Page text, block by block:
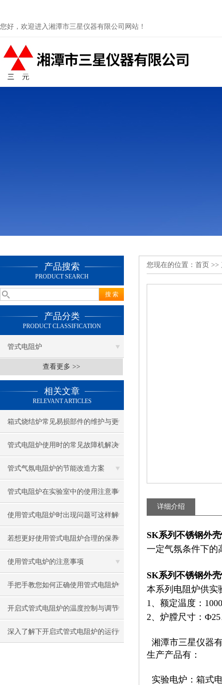
您好，欢迎进入湘潭市三星仪器有限公司网站！
产品搜索
PRODUCT SEARCH
产品分类
PRODUCT CLASSIFICATION
管式电阻炉
查看更多 >>
相关文章
RELEVANT ARTICLES
箱式烧结炉常见易损部件的维护与更
换指南
管式电阻炉使用时的常见故障机解决
方法
管式气氛电阻炉的节能改造方案
管式电阻炉在实验室中的使用注意事
项有哪些？
使用管式电阻炉时出现问题可这样解
决
若想更好使用管式电阻炉合理的保养
方法很重要
使用管式电炉的注意事项
手把手教您如何正确使用管式电阻炉
开启式管式电阻炉的温度控制与调节
方法
深入了解下开启式管式电阻炉的运行
您现在的位置： 首页 >>
详细介绍
SK系列不锈钢外
一定气氛条件下的
SK系列不锈钢外
本系列电阻炉供实
1、额定温度：
2、炉膛尺寸：
湘潭市三星仪器
生产产品有：
实验电炉：箱式